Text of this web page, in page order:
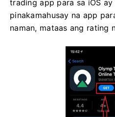
trading app para sa iOS
pinakamahusay na app
naman, mataas ang rating